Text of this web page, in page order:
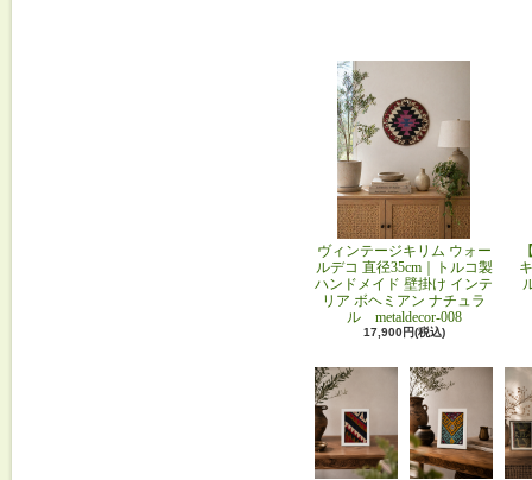
ヴィンテージキリム ウォー
ルデコ 直径35cm｜トルコ製
ハンドメイド 壁掛け インテ
リア ボヘミアン ナチュラ
ル metaldecor-008
17,900円(税込)